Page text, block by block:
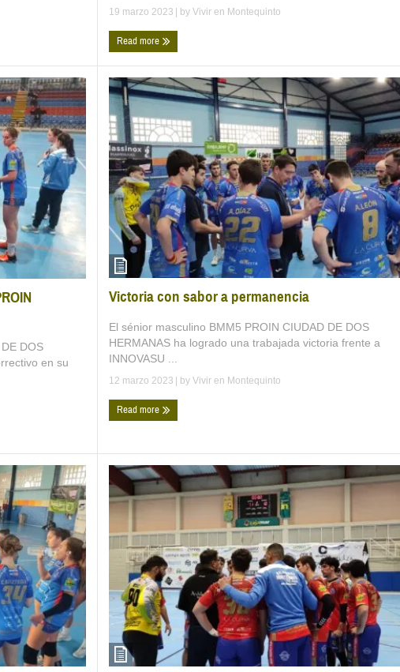
19 marzo 2023 | by Vivir en Montequinto
Read more
DOS
en su
Victoria con sabor a permanencia
El sénior masculino BMM5 PROIN CIUDAD DE DOS
HERMANAS ha logrado una trabajada victoria frente a
INNOVASU ...
12 marzo 2023 | by Vivir en Montequinto
Read more